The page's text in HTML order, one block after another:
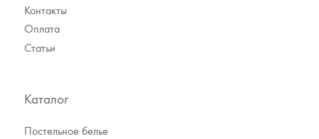
Контакты
Оплата
Статьи
Каталог
Постельное белье